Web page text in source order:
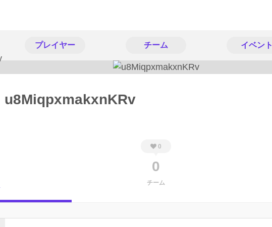
プレイヤー チーム イベント
u8MiqpxmakxnKRv
0
0
チーム